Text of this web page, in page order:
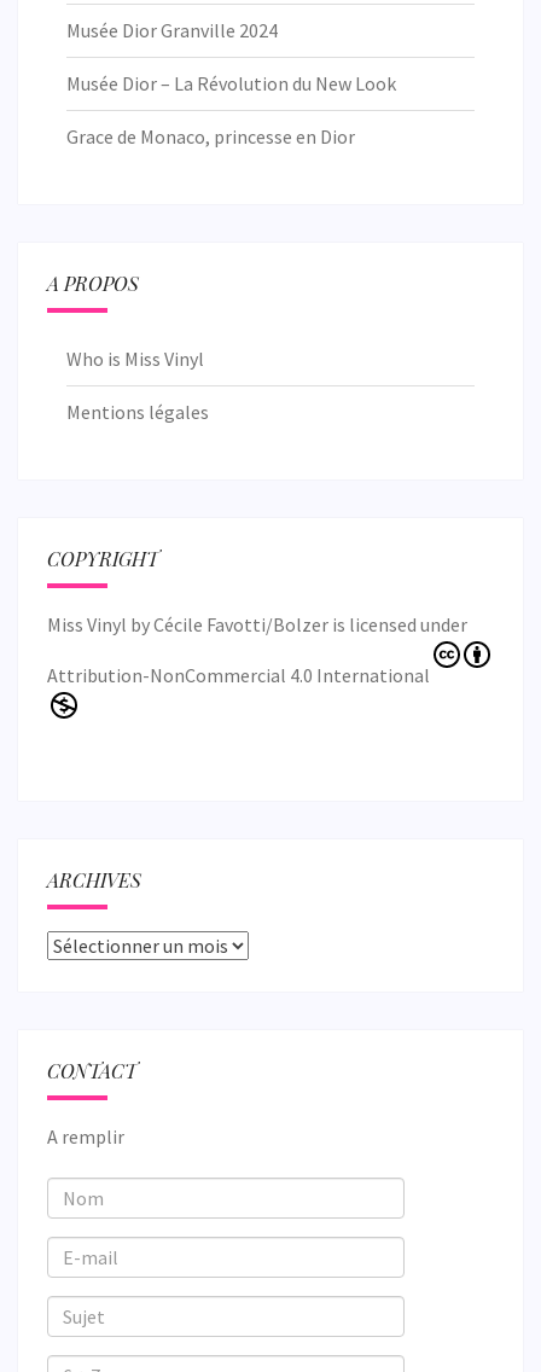
Musée Dior Granville 2024
Musée Dior – La Révolution du New Look
Grace de Monaco, princesse en Dior
A PROPOS
Who is Miss Vinyl
Mentions légales
COPYRIGHT
Miss Vinyl byCécile Favotti/Bolzer is licensed under
Attribution-NonCommercial 4.0 International
ARCHIVES
Archives
CONTACT
A remplir
Nom
mail
Sujet